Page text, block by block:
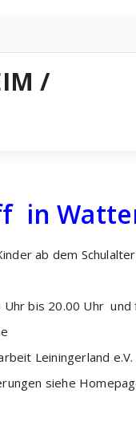
/
in
ab dem
bis 20.00 Uhr und
Leiningerland
siehe